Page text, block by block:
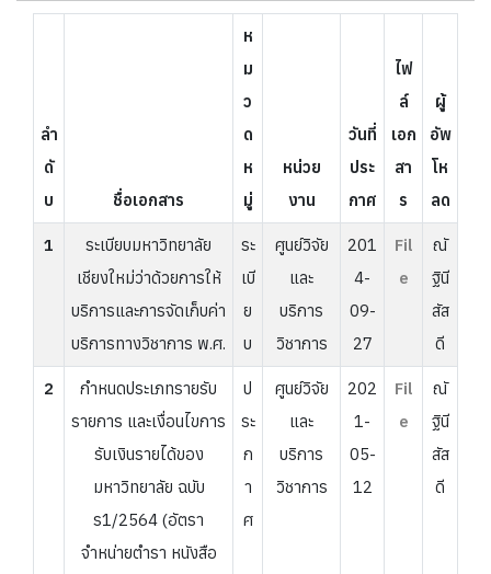
ลำ
ดั
บ
ชื่อเอกสาร
ห
ม
ว
ด
ห
มู่
หน่วย
งาน
วันที่
ประ
กาศ
ไฟ
ล์
เอก
สา
ร
ผู้
อัพ
โห
ลด
1
ระเบียบมหาวิทยาลัย
เชียงใหม่ว่าด้วยการให้
บริการและการจัดเก็บค่า
บริการทางวิชาการ พ.ศ.
ระ
เบี
ย
บ
ศูนย์วิจัย
และ
บริการ
วิชาการ
201
4-
09-
27
Fil
e
ณั
ฐินี
สัส
ดี
2
กำหนดประเภทรายรับ
รายการ และเงื่อนไขการ
รับเงินรายได้ของ
มหาวิทยาลัย ฉบับ
ร1/2564 (อัตรา
จำหน่ายตำรา หนังสือ
ป
ระ
ก
า
ศ
ศูนย์วิจัย
และ
บริการ
วิชาการ
202
1-
05-
12
Fil
e
ณั
ฐินี
สัส
ดี